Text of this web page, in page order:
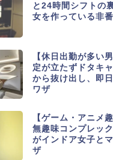
と24時間シフトの
女を作っている非
【休日出勤が多い
定が立たずドタキ
から抜け出し、即
ワザ
【ゲーム・アニメ
無趣味コンプレッ
がインドア女子と
ザ